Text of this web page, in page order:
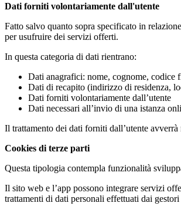
Dati forniti volontariamente dall'utente
Fatto salvo quanto sopra specificato in
per usufruire dei servizi offerti.
In questa categoria di dati rientrano:
Dati anagrafici: nome, cognome, codice
Dati di recapito (indirizzo di residenza,
Dati forniti volontariamente dall’utente
Dati necessari all’invio di una istanza
Il trattamento dei dati forniti dall’utente
Cookies di terze parti
Questa tipologia contempla funzionalità
Il sito web e l’app possono integrare servizi
trattamenti di dati personali effettuati dai